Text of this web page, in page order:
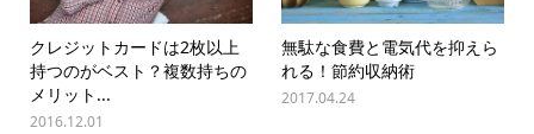
クレジットカードは2枚以上
持つのがベスト？複数持ちの
メリット...
2016.12.01
無駄な食費と電気代を抑えら
れる！節約収納術
2017.04.24